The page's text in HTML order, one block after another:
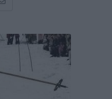
Share
Email